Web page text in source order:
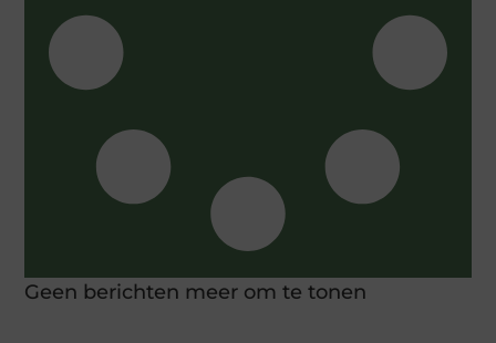
Geen berichten meer om te tonen